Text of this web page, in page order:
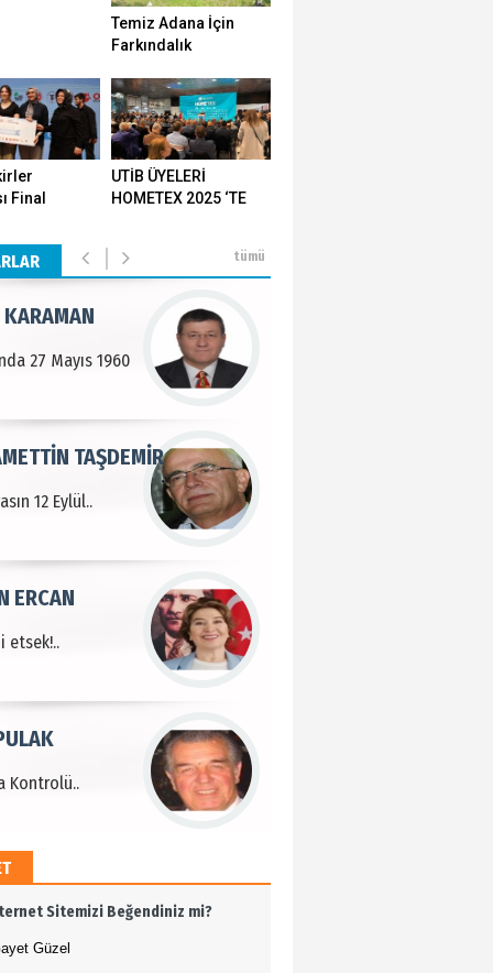
Temiz Adana İçin
Farkındalık
Final
UTİB ÜYELERİ
HOMETEX 2025 ‘TE
tümü
Köy
27 Mayıs 1960
12 Eylül..
TAŞDEMİR
etsek!..
ERCAN
Kontrolü..
Bilim İnsanı Tosun
Saygı..
ÖZDEMİR
Sitemizi Beğendiniz mi?
Güzel